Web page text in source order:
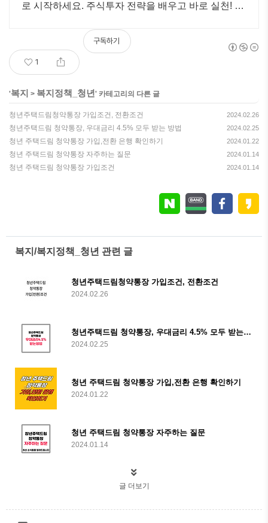
로 시작하세요. 주식투자 전략을 배우고 바로 실천! 오
1
구독하기
'복지 > 복지정책_청년 ' 카테고리의 다른 글
청년주택드림청약통장 가입조건, 전환조건 2024.02.26
청년주택드림 청약통장, 우대금리 4.5% 모두 받는 방법 2024.02.25
청년 주택드림 청약통장 가입,전환 은행 확인하기 2024.01.22
청년 주택드림 청약통장 자주하는 질문 2024.01.14
청년 주택드림 청약통장 가입조건 2024.01.14
복지/복지정책_청년 관련 글
청년주택드림청약통장 가입조건, 전환조건
2024.02.26
청년주택드림 청약통장, 우대금리 4.5% 모두 받는 방법
2024.02.25
청년 주택드림 청약통장 가입,전환 은행 확인하기
2024.01.22
청년 주택드림 청약통장 자주하는 질문
2024.01.14
글 더보기